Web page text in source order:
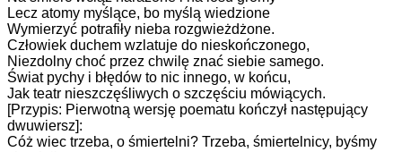
Lecz atomy myślące, bo myślą wiedzione
Wymierzyć potrafiły nieba rozgwieżdżone.
Człowiek duchem wzlatuje do nieskończonego,
Niezdolny choć przez chwilę znać siebie samego.
Świat pychy i błędów to nic innego, w końcu,
Jak teatr nieszczęśliwych o szczęściu mówiących.
[Przypis: Pierwotną wersję poematu kończył następujący
dwuwiersz]:
Cóż wiec trzeba, o śmiertelni? Trzeba, śmiertelnicy, byśmy